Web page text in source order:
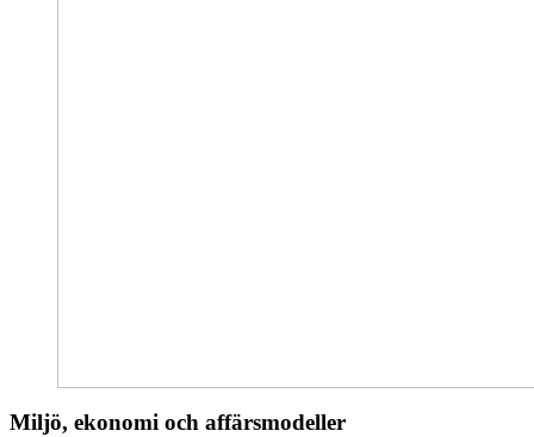
Miljö, ekonomi och affärsmodeller